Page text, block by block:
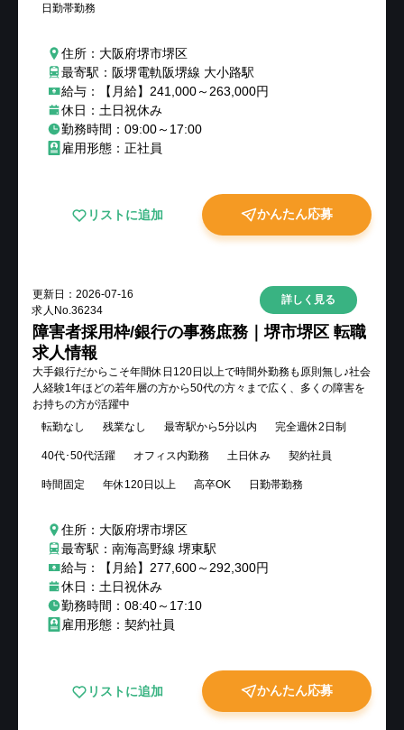
日勤帯勤務
住所：大阪府堺市堺区
最寄駅：阪堺電軌阪堺線 大小路駅
給与：【月給】241,000～263,000円
休日：土日祝休み
勤務時間：09:00～17:00
雇用形態：正社員
リストに追加 かんたん応募
更新日： 2026-07-16
求人No. 36234
詳しく見る
障害者採用枠/銀行の事務庶務｜堺市堺区 転職
求人情報
大手銀行だからこそ年間休日120日以上で時間外勤務も原則無し♪社会
人経験1年ほどの若年層の方から50代の方々まで広く、多くの障害を
お持ちの方が活躍中
転勤なし
残業なし 最寄駅から5分以内 完全週休2日制
40代･50代活躍 オフィス内勤務 土日休み 契約社員
時間固定 年休120日以上 高卒OK 日勤帯勤務
住所：大阪府堺市堺区
最寄駅：南海高野線 堺東駅
給与：【月給】277,600～292,300円
休日：土日祝休み
勤務時間：08:40～17:10
雇用形態：契約社員
リストに追加 かんたん応募